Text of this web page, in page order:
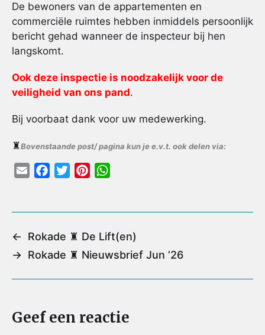
De bewoners van de appartementen en
commerciële ruimtes hebben inmiddels persoonlijk
bericht gehad wanneer de inspecteur bij hen
langskomt.
Ook deze inspectie is noodzakelijk voor de
veiligheid van ons pand.
Bij voorbaat dank voor uw medewerking.
♜Bovenstaande post/ pagina kun je e.v.t. ook delen via:
l
b
o
k
t
e
e
r
e
s
s
p
←
Rokade ♜ De Lift(en)
→ Rokade ♜ Nieuwsbrief Jun ’26
Geef een reactie